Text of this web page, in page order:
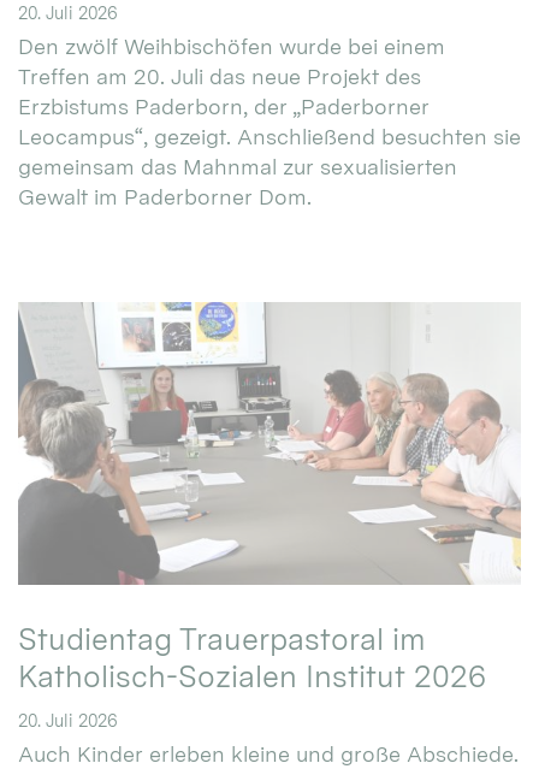
20. Juli 2026
Den zwölf Weihbischöfen wurde bei einem
Treffen am 20. Juli das neue Projekt des
Erzbistums Paderborn, der „Paderborner
Leocampus“, gezeigt. Anschließend besuchten sie
gemeinsam das Mahnmal zur sexualisierten
Gewalt im Paderborner Dom.
Studientag Trauerpastoral im
Katholisch-Sozialen Institut 2026
20. Juli 2026
Auch Kinder erleben kleine und große Abschiede.